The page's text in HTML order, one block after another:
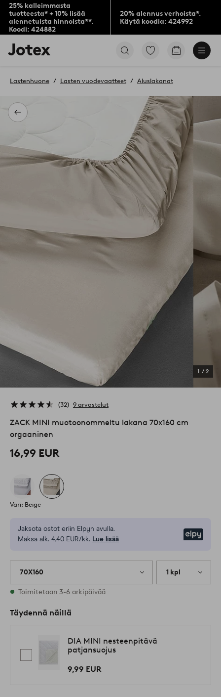
25% kalleimmasta
tuotteesta* + 10% lisää
alennetuista hinnoista**.
Koodi: 424882
20% alennus verhoista*.
Käytä koodia: 424992
Jotex-
logo
aloitussivulle
Siirry
Siirry
Takaisin
Lastenhuone Lasten vuodevaatteet Aluslakanat
1 / 2
32 9 arvostelut
ZACK MINI muotoonommeltu lakana 70x160 cm
orgaaninen
16,99 EUR
Väri: Beige
Jaksota ostot eriin Elpyn avulla.
Maksa alk. 4,40 EUR/kk. Lue lisää
70X160 1 kpl
Varastossa
Toimitetaan 3-6 arkipäivää
Täydennä näillä
DIA MINI nesteenpitävä
patjansuojus
9,99 EUR